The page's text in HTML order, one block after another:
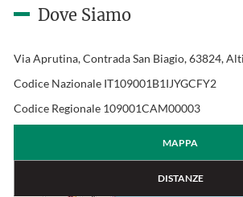
Dove Siamo
Via Aprutina, Contrada San Biagio, 63824,
Codice Nazionale IT109001B1IJYGCFY2
Codice Regionale 109001CAM00003
MAPPA
DISTANZE